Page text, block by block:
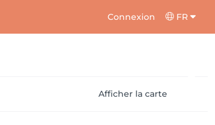
Connexion FR
Afficher la carte